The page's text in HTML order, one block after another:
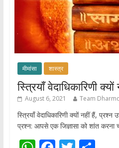
मीमांसा शास्त्र
स्त्रियाँ वेदाधिकारिणी
August 6, 2021 Team
स्त्रियाँ वेदाधिकारिणी क्यों नहीं हैं,
प्रश्न: आपसे एक जिज्ञासा को शांत करना